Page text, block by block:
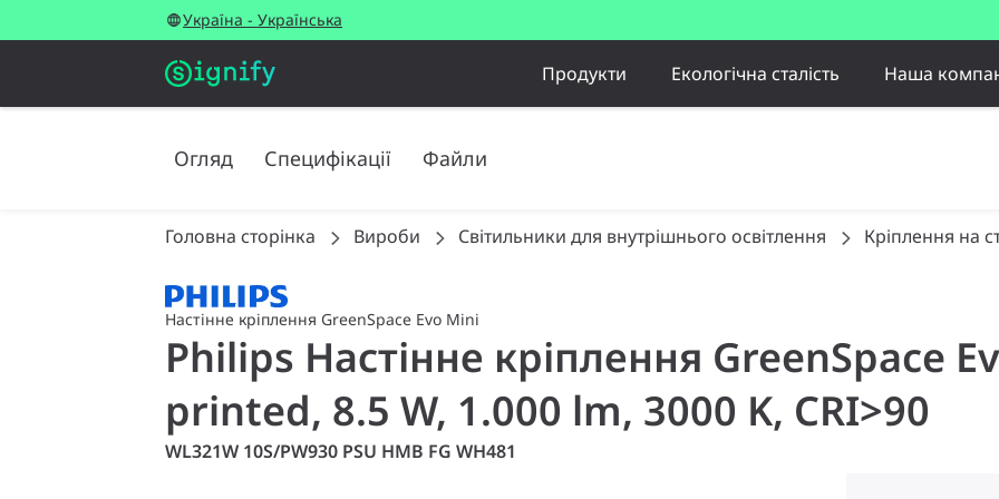
Україна - Українська
Продукти Екологічна сталість Наша
Огляд Специфікації Файли
Головна сторінка Вироби Світильники для внутрішнього освітлення Кріплення на
Настінне кріплення GreenSpace Evo Mini
Philips Настінне кріплення GreenSpace
printed, 8.5 W, 1.000 lm, 3000 K, CRI>90
WL321W 10S/PW930 PSU HMB FG WH481